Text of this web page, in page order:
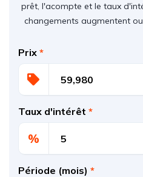
prêt, l'acompte et le taux
changements augmentent
Prix *
Taux d'intérêt *
%
Période (mois) *